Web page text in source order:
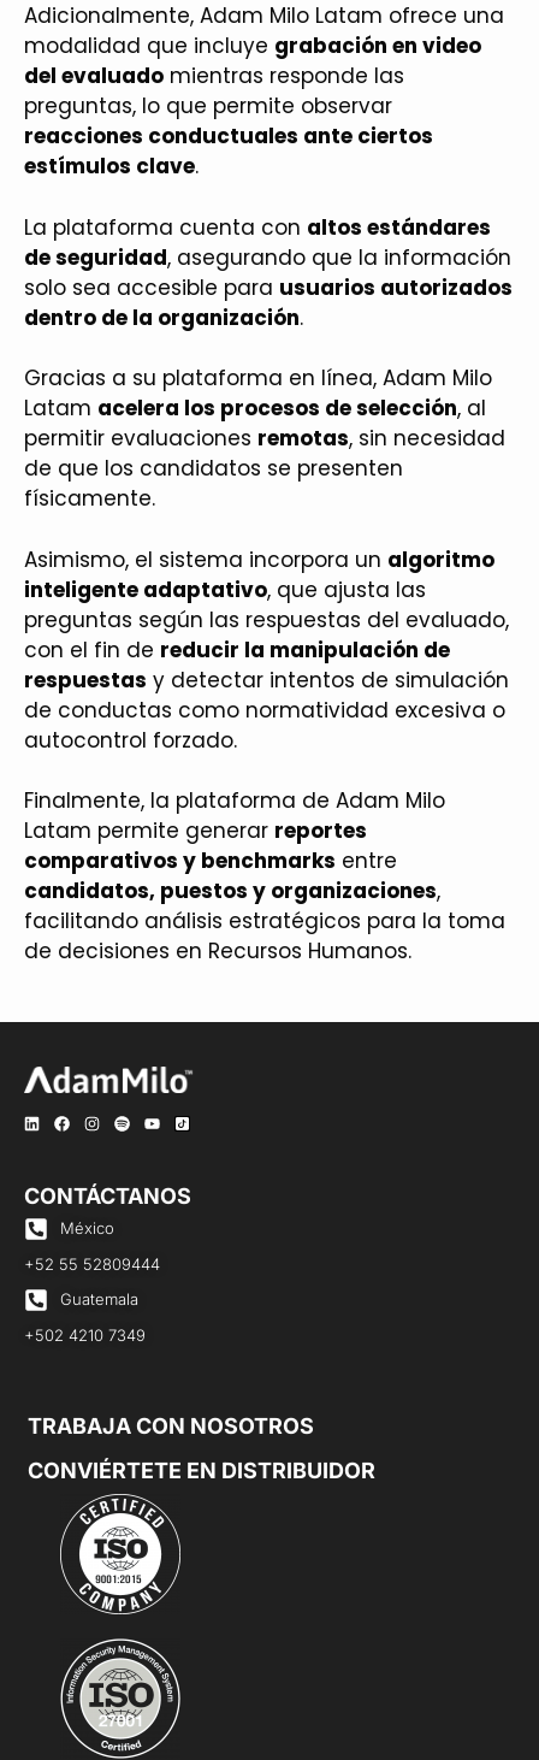
Adicionalmente, Adam Milo Latam ofrece una
modalidad que incluye grabación en video
del evaluado mientras responde las
preguntas, lo que permite observar
reacciones conductuales ante ciertos
estímulos clave.
La plataforma cuenta con altos estándares
de seguridad, asegurando que la información
solo sea accesible para usuarios autorizados
dentro de la organización.
Gracias a su plataforma en línea, Adam Milo
Latam acelera los procesos de selección, al
permitir evaluaciones remotas, sin necesidad
de que los candidatos se presenten
físicamente.
Asimismo, el sistema incorpora un algoritmo
inteligente adaptativo, que ajusta las
preguntas según las respuestas del evaluado,
con el fin de reducir la manipulación de
respuestas y detectar intentos de simulación
de conductas como normatividad excesiva o
autocontrol forzado.
Finalmente, la plataforma de Adam Milo
Latam permite generar reportes
comparativos y benchmarks entre
candidatos, puestos y organizaciones,
facilitando análisis estratégicos para la toma
de decisiones en Recursos Humanos.
CONTÁCTANOS
México
+52 55 52809444
Guatemala
+502 4210 7349
TRABAJA CON NOSOTROS
CONVIÉRTETE EN DISTRIBUIDOR